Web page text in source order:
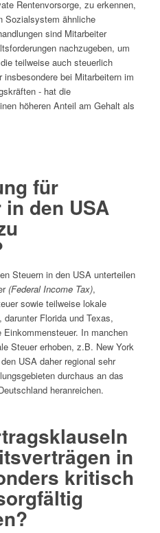
Rentenvorsorge, zu erkennen,
Sozialsystem ähnliche
sind Mitarbeiter
nachzugeben, um
teilweise auch steuerlich
bei Mitarbeitern im
- hat die
höheren Anteil am Gehalt als
für
den USA
Steuern in den USA unterteilen
(Federal Income Tax),
sowie teilweise lokale
Florida und Texas,
In manchen
Steuer erhoben, z.B. New York
USA daher regional sehr
durchaus an das
heranreichen.
in
kritisch